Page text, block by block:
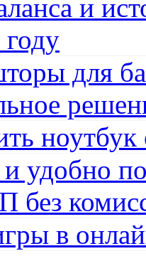
и
для
удобно
без
в